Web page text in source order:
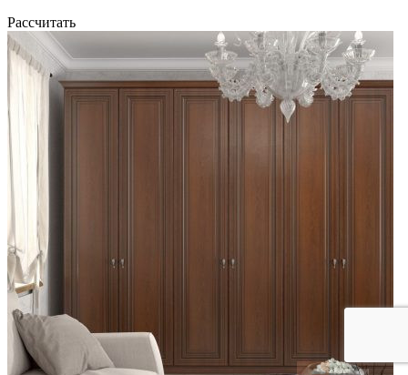
Рассчитать